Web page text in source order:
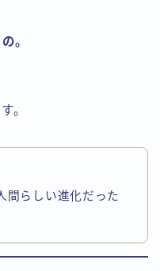
。
。
間らしい進化だった